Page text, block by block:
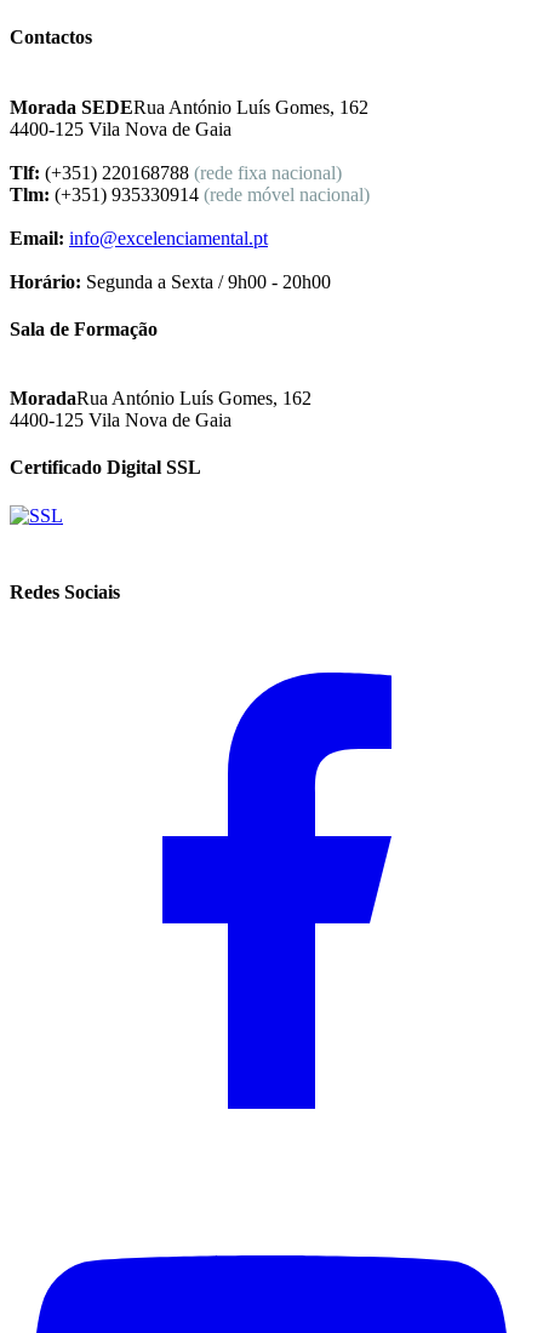
Contactos
Morada SEDERua António Luís Gomes, 162
4400-125 Vila Nova de Gaia
Tlf: (+351) 220168788 (rede fixa nacional)
Tlm: (+351) 935330914 (rede móvel nacional)
Email: info@excelenciamental.pt
Horário: Segunda a Sexta / 9h00 - 20h00
Sala de Formação
MoradaRua António Luís Gomes, 162
4400-125 Vila Nova de Gaia
Certificado Digital SSL
Redes Sociais